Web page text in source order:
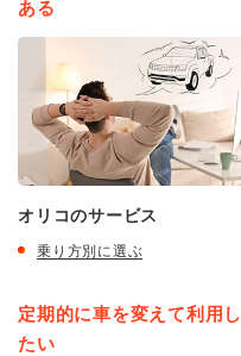
ある
オリコのサービス
乗り方別に選ぶ
定期的に車を変えて利用し
たい